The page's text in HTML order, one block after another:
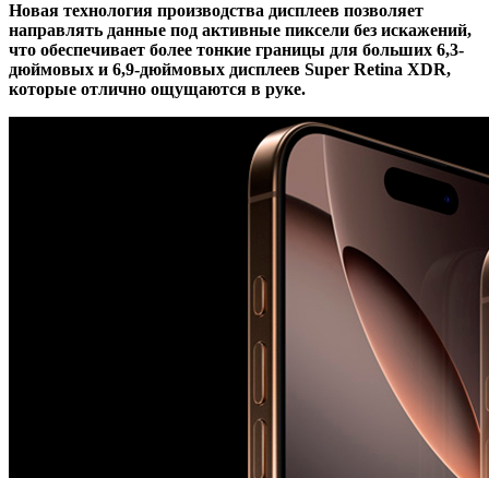
Новая технология производства дисплеев позволяет
направлять данные под активные пиксели без искажений,
что обеспечивает более тонкие границы для больших 6,3-
дюймовых и 6,9-дюймовых дисплеев Super Retina XDR,
которые отлично ощущаются в руке.